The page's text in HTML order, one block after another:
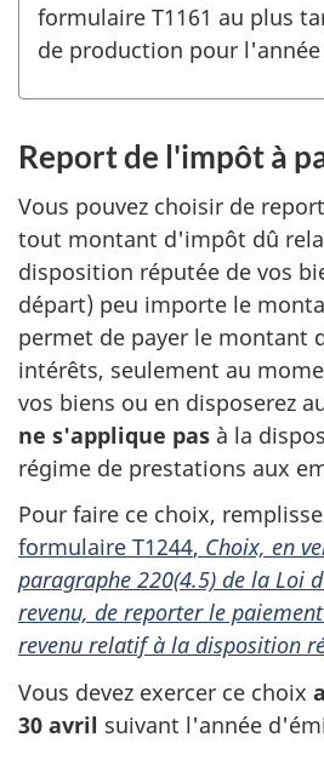
formulaire T1161 au plus
de production pour l'année
Report de l'impôt à
Vous pouvez choisir de
tout montant d'impôt dû
disposition réputée de vos
départ) peu importe le
permet de payer le montant
intérêts, seulement au
vos biens ou en disposerez
ne s'applique pas à la
régime de prestations aux
Pour faire ce choix,
formulaire T1244, Choix, en
paragraphe 220(4.5) de la Loi
revenu, de reporter le
revenu relatif à la disposition
Vous devez exercer ce choix
30 avril suivant l'année